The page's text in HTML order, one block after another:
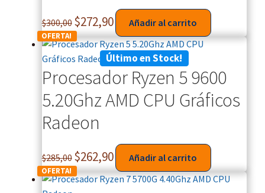
$300,00 $272,90 Añadir al carrito
OFERTA!
Último en Stock!
Procesador Ryzen 5 9600
5.20Ghz AMD CPU Gráficos
Radeon
$285,00 $262,90 Añadir al carrito
OFERTA!